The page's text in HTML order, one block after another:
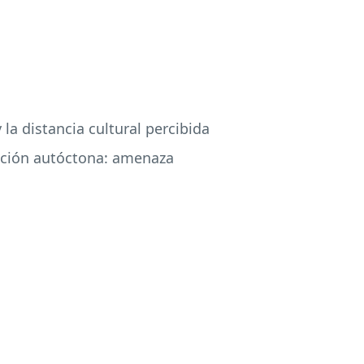
la distancia cultural percibida
autóctona: amenaza